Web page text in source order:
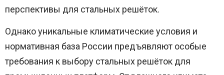
перспективы для стальных решёток.
Однако уникальные климатические условия и
нормативная база России предъявляют особые
требования к выбору стальных решёток для